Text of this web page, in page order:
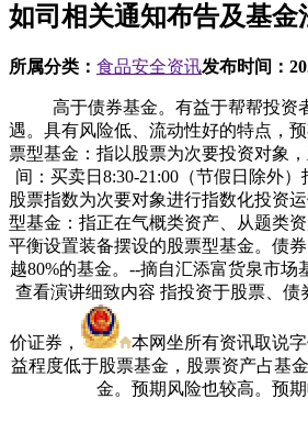
如司相关通知布告及基金
所属分类： 食品安全资讯发布时间：
高于债券基金。有益于帮帮投资
遇。具有风险低、流动性好的特点，
票型基金：指以股票为次要投资对象
间：买卖日8:30-21:00（节假日除外
股票指数为次要对象进行指数化投资
型基金：指正在气概类资产、从题类
平衡设置装备摆设的股票型基金。债
越80%的基金。--摘自汇添富货泉市场
查看演讲细致内容 指投资于股票、债
价证券，
本网坐所有资讯取说
益程度低于股票基金，股票资产占基
金。预期风险也较高。预期